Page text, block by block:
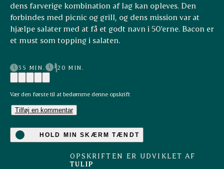
dens farverige kombination af lag kan opleves. Den
forbindes med picnic og grill, og dens mission var at
hjælpe salater med at få et godt navn i 50'erne. Bacon er
et must som topping i salaten.
35 MIN. 20 MIN.
Vær den første til at bedømme denne opskrift
Tilføj en kommentar
HOLD MIN SKÆRM TÆNDT
OPSKRIFTEN ER UDVIKLET AF
TULIP